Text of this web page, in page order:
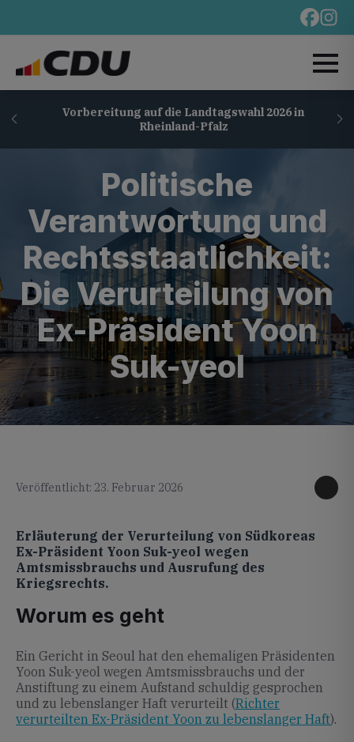
Vorbereitung auf die Landtagswahl 2026 in
Rheinland-Pfalz
Politische
Verantwortung und
Rechtsstaatlichkeit:
Die Verurteilung von
Ex-Präsident Yoon
Suk-yeol
Veröffentlicht: 23. Februar 2026
Erläuterung der Verurteilung von Südkoreas
Ex-Präsident Yoon Suk-yeol wegen
Amtsmissbrauchs und Ausrufung des
Kriegsrechts.
Worum es geht
Ein Gericht in Seoul hat den ehemaligen Präsidenten
Yoon Suk-yeol wegen Amtsmissbrauchs und der
Anstiftung zu einem Aufstand schuldig gesprochen
und zu lebenslanger Haft verurteilt (Richter
verurteilten Ex-Präsident Yoon zu lebenslanger Haft).